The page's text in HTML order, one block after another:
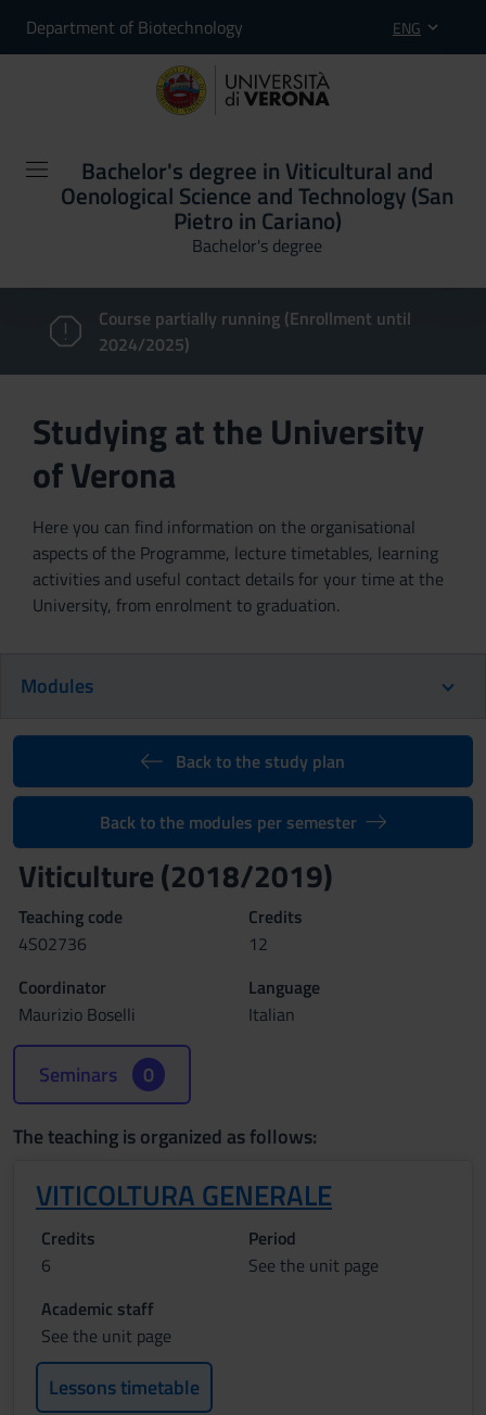
Department of Biotechnology ENG
Bachelor's degree in Viticultural and
Oenological Science and Technology (San
Pietro in Cariano)
Bachelor's degree
Course partially running (Enrollment until
2024/2025)
Studying at the University
of Verona
Here you can find information on the organisational
aspects of the Programme, lecture timetables, learning
activities and useful contact details for your time at the
University, from enrolment to graduation.
Modules
Back to the study plan
Back to the modules per semester
Viticulture (2018/2019)
Teaching code
4S02736
Credits
12
Coordinator
Maurizio Boselli
Language
Italian
Seminars 0
The teaching is organized as follows:
VITICOLTURA GENERALE
Credits
6
Period
See the unit page
Academic staff
See the unit page
Lessons timetable